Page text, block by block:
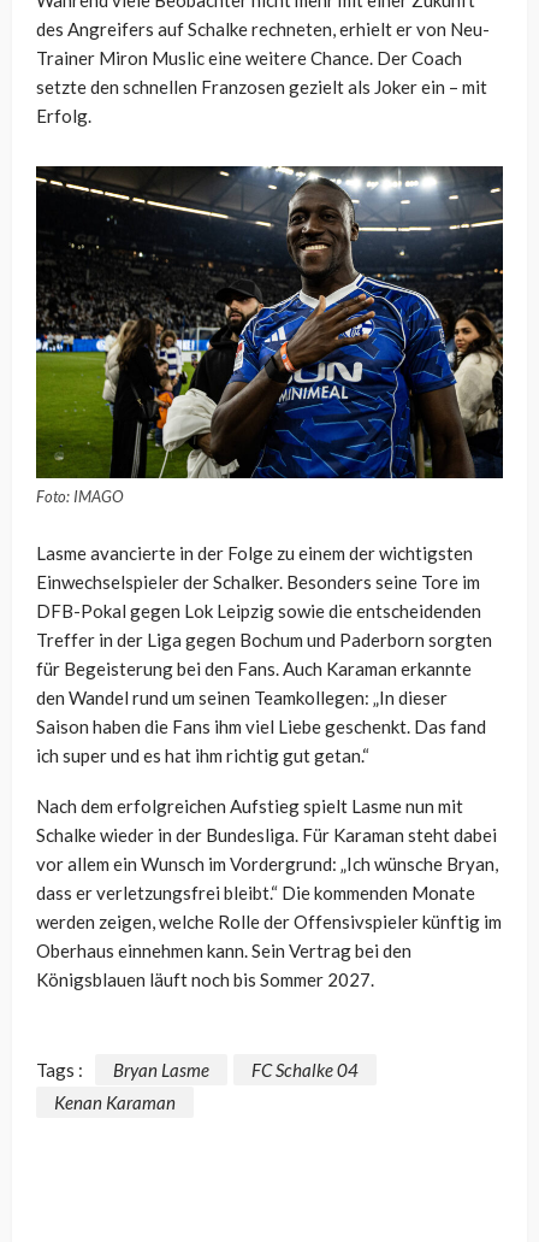
des Angreifers auf Schalke rechneten, erhielt er von Neu-
Trainer Miron Muslic eine weitere Chance. Der Coach
setzte den schnellen Franzosen gezielt als Joker ein – mit
Erfolg.
Foto: IMAGO
Lasme avancierte in der Folge zu einem der wichtigsten
Einwechselspieler der Schalker. Besonders seine Tore im
DFB-Pokal gegen Lok Leipzig sowie die entscheidenden
Treffer in der Liga gegen Bochum und Paderborn sorgten
für Begeisterung bei den Fans. Auch Karaman erkannte
den Wandel rund um seinen Teamkollegen: „In dieser
Saison haben die Fans ihm viel Liebe geschenkt. Das fand
ich super und es hat ihm richtig gut getan.“
Nach dem erfolgreichen Aufstieg spielt Lasme nun mit
Schalke wieder in der Bundesliga. Für Karaman steht dabei
vor allem ein Wunsch im Vordergrund: „Ich wünsche Bryan,
dass er verletzungsfrei bleibt.“ Die kommenden Monate
werden zeigen, welche Rolle der Offensivspieler künftig im
Oberhaus einnehmen kann. Sein Vertrag bei den
Königsblauen läuft noch bis Sommer 2027.
Tags : Bryan Lasme
FC Schalke 04
Kenan Karaman